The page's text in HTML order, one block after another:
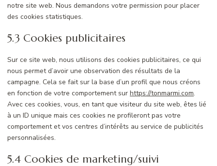
notre site web. Nous demandons votre permission pour placer
des cookies statistiques.
5.3 Cookies publicitaires
Sur ce site web, nous utilisons des cookies publicitaires, ce qui
nous permet d’avoir une observation des résultats de la
campagne. Cela se fait sur la base d’un profil que nous créons
en fonction de votre comportement sur https://tonmarmi.com.
Avec ces cookies, vous, en tant que visiteur du site web, êtes lié
à un ID unique mais ces cookies ne profileront pas votre
comportement et vos centres d’intérêts au service de publicités
personnalisées.
5.4 Cookies de marketing/suivi